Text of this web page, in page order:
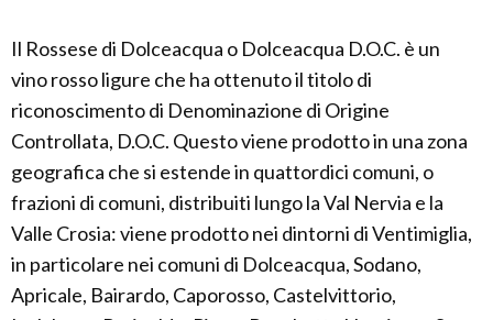
Il Rossese di Dolceacqua o Dolceacqua D.O.C. è un
vino rosso ligure che ha ottenuto il titolo di
riconoscimento di Denominazione di Origine
Controllata, D.O.C. Questo viene prodotto in una zona
geografica che si estende in quattordici comuni, o
frazioni di comuni, distribuiti lungo la Val Nervia e la
Valle Crosia: viene prodotto nei dintorni di Ventimiglia,
in particolare nei comuni di Dolceacqua, Sodano,
Apricale, Bairardo, Caporosso, Castelvittorio,